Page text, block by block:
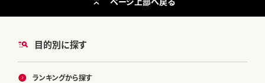
目的別に探す
ランキングから探す